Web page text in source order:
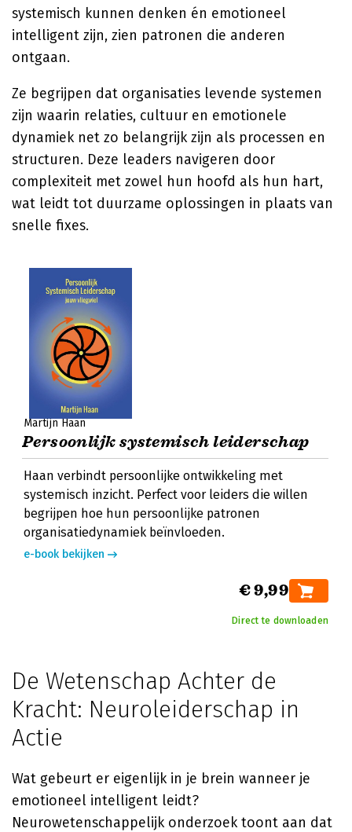
systemisch kunnen denken én emotioneel
intelligent zijn, zien patronen die anderen
ontgaan.
Ze begrijpen dat organisaties levende systemen
zijn waarin relaties, cultuur en emotionele
dynamiek net zo belangrijk zijn als processen en
structuren. Deze leaders navigeren door
complexiteit met zowel hun hoofd als hun hart,
wat leidt tot duurzame oplossingen in plaats van
snelle fixes.
Martijn Haan
Persoonlijk systemisch leiderschap
Haan verbindt persoonlijke ontwikkeling met
systemisch inzicht. Perfect voor leiders die willen
begrijpen hoe hun persoonlijke patronen
organisatiedynamiek beïnvloeden.
e-book bekijken
€ 9,99
Direct te downloaden
De Wetenschap Achter de
Kracht: Neuroleiderschap in
Actie
Wat gebeurt er eigenlijk in je brein wanneer je
emotioneel intelligent leidt?
Neurowetenschappelijk onderzoek toont aan dat